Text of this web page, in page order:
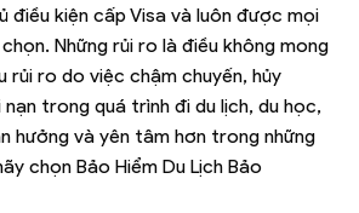
điều kiện cấp Visa và luôn được mọi
Những rủi ro là điều không mong
rủi ro do việc chậm chuyến, hủy
trong quá trình đi du lịch, du học,
hưởng và yên tâm hơn trong những
chọn Bảo Hiểm Du Lịch Bảo